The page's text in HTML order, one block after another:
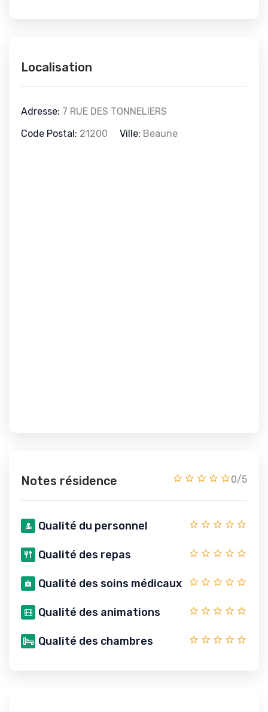
Localisation
Adresse: 7 RUE DES TONNELIERS
Code Postal: 21200 Ville: Beaune
Notes résidence 0/5
Qualité du personnel
Qualité des repas
Qualité des soins médicaux
Qualité des animations
Qualité des chambres